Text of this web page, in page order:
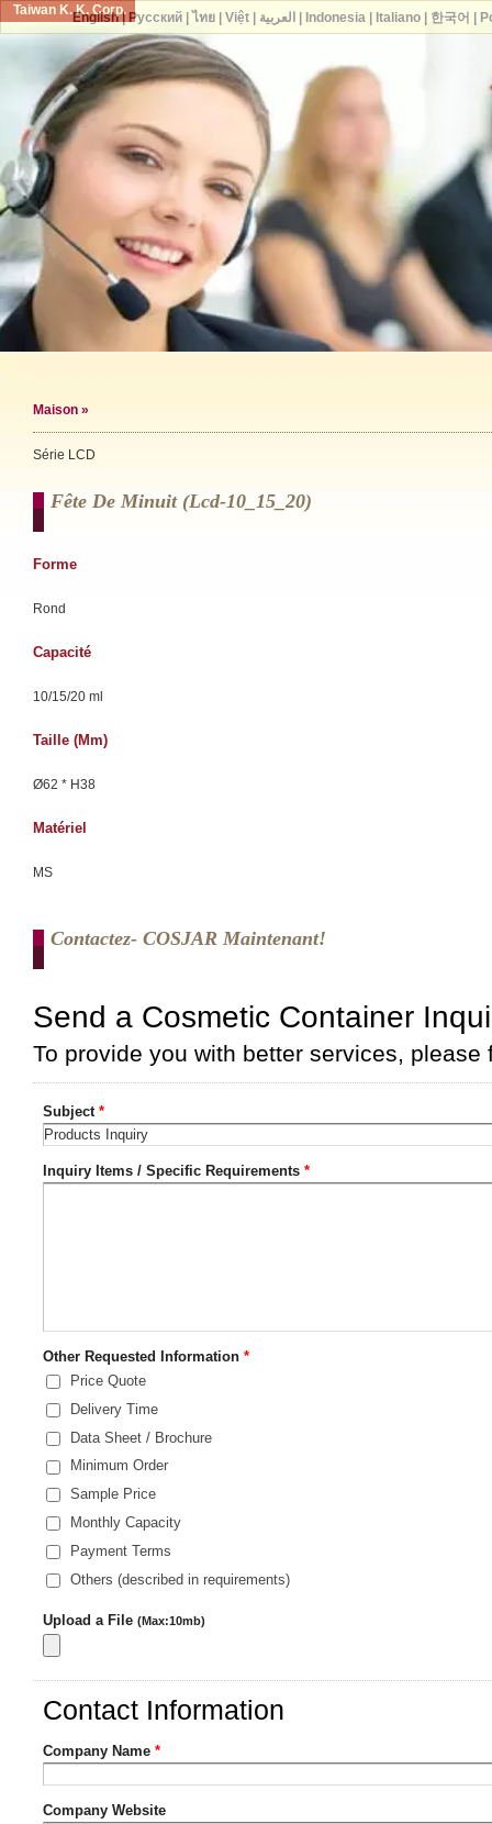
Taiwan K. K. Corp.
Maison »
Série LCD
Fête De Minuit (lcd-10_15_20)
Forme
Rond
Capacité
10/15/20 ml
Taille (mm)
Ø62 * H38
Matériel
MS
Contactez- COSJAR Maintenant!
English| Русский| ไทย| Việt| العربية Indonesia| Italiano| 한국어